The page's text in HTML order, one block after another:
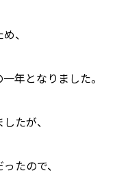
、
年となりました。
たが、
たので、